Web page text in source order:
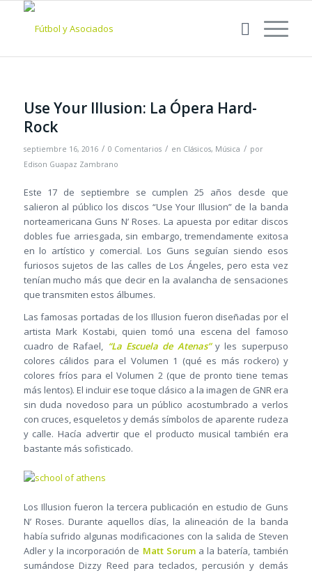
Use Your Illusion: La Ópera Hard-
Rock
septiembre 16, 2016 / 0 Comentarios / en Clásicos, Música / por
Edison Guapaz Zambrano
Este 17 de septiembre se cumplen 25 años desde que
salieron al público los discos “Use Your Illusion” de la banda
norteamericana Guns N’ Roses. La apuesta por editar discos
dobles fue arriesgada, sin embargo, tremendamente exitosa
en lo artístico y comercial. Los Guns seguían siendo esos
furiosos sujetos de las calles de Los Ángeles, pero esta vez
tenían mucho más que decir en la avalancha de sensaciones
que transmiten estos álbumes.
Las famosas portadas de los Illusion fueron diseñadas por el
artista Mark Kostabi, quien tomó una escena del famoso
cuadro de Rafael, “La Escuela de Atenas”y les superpuso
colores cálidos para el Volumen 1 (qué es más rockero) y
colores fríos para el Volumen 2 (que de pronto tiene temas
más lentos). El incluir ese toque clásico a la imagen de GNR era
sin duda novedoso para un público acostumbrado a verlos
con cruces, esqueletos y demás símbolos de aparente rudeza
y calle. Hacía advertir que el producto musical también era
bastante más sofisticado.
Los Illusion fueron la tercera publicación en estudio de Guns
N’ Roses. Durante aquellos días, la alineación de la banda
había sufrido algunas modificaciones con la salida de Steven
Adler y la incorporación de Matt Soruma la batería, también
sumándose Dizzy Reed para teclados, percusión y demás